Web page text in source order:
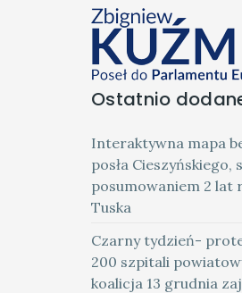
Ostatnio
Interaktywna mapa
posła Cieszyńskiego,
posumowaniem 2 lat
Tuska
Czarny tydzień-
200 szpitali
koalicja 13 grudnia